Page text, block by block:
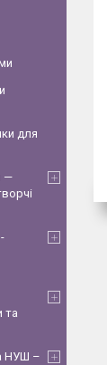
для
—
та
НУШ –